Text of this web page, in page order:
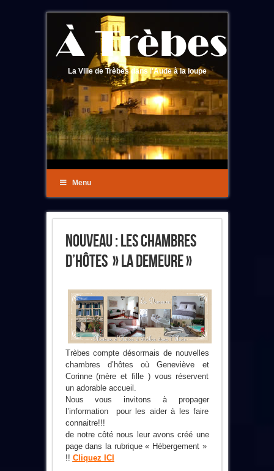
La Ville de Trèbes dans l'Aude à la loupe
Menu
Nouveau : Les Chambres
D’Hôtes » La Demeure »
Trèbes compte désormais de nouvelles
chambres d’hôtes où Geneviève et
Corinne (mère et fille ) vous réservent
un adorable accueil.
Nous vous invitons à propager
l’information pour les aider à les faire
connaitre!!!
de notre côté nous leur avons créé une
page dans la rubrique « Hébergement »
!! Cliquez ICI